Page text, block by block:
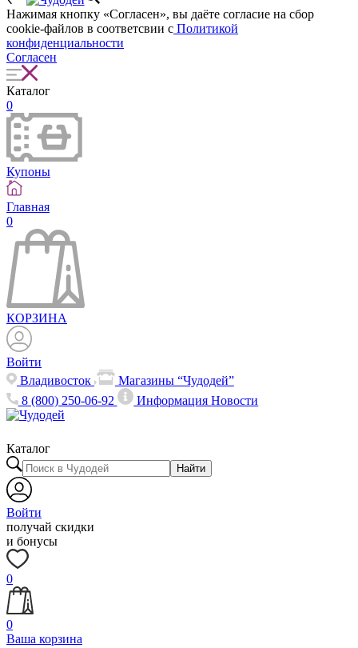
Нажимая кнопку «Согласен», вы даёте cогласие на сбор
cookie-файлов в соответсвии с Политикой
конфиденциальности
Согласен
Каталог
0
Купоны
Главная
0
КОРЗИНА
Войти
Владивосток
Магазины “Чудодей”
8 (800) 250-06-92
ИнформацияНовости
Каталог
Найти
Войти
получай скидки
и бонусы
0
0
Ваша корзина